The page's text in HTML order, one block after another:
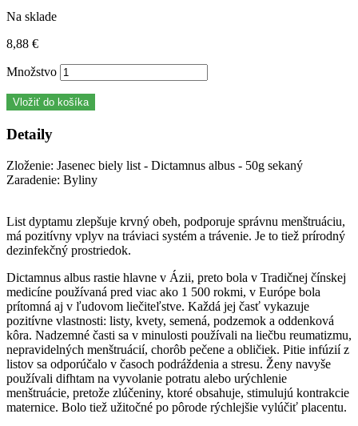
Na sklade
8,88 €
Množstvo
Vložiť do košíka
Detaily
Zloženie: Jasenec biely list - Dictamnus albus - 50g sekaný
Zaradenie: Byliny
List dyptamu zlepšuje krvný obeh, podporuje správnu menštruáciu,
má pozitívny vplyv na tráviaci systém a trávenie. Je to tiež prírodný
dezinfekčný prostriedok.
Dictamnus albus rastie hlavne v Ázii, preto bola v Tradičnej čínskej
medicíne používaná pred viac ako 1 500 rokmi, v Európe bola
prítomná aj v ľudovom liečiteľstve. Každá jej časť vykazuje
pozitívne vlastnosti: listy, kvety, semená, podzemok a oddenková
kôra. Nadzemné časti sa v minulosti používali na liečbu reumatizmu,
nepravidelných menštruácií, chorôb pečene a obličiek. Pitie infúzií z
listov sa odporúčalo v časoch podráždenia a stresu. Ženy navyše
používali difhtam na vyvolanie potratu alebo urýchlenie
menštruácie, pretože zlúčeniny, ktoré obsahuje, stimulujú kontrakcie
maternice. Bolo tiež užitočné po pôrode rýchlejšie vylúčiť placentu.